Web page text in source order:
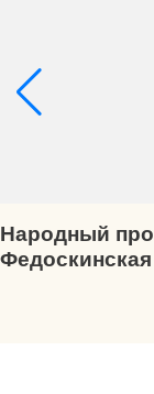
Народный